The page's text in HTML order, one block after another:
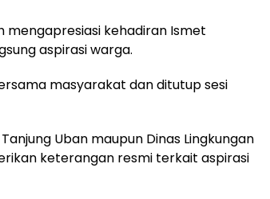
mengapresiasi kehadiran Ismet
aspirasi warga.
masyarakat dan ditutup sesi
Uban maupun Dinas Lingkungan
keterangan resmi terkait aspirasi